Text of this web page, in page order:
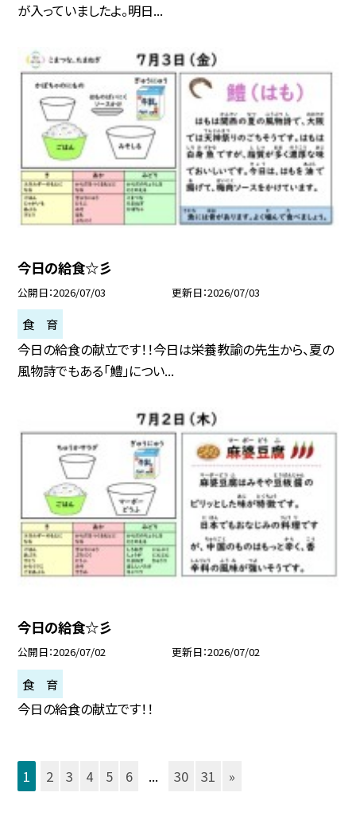
が入っていましたよ。明日...
今日の給食☆彡
公開日 2026/07/03 更新日 2026/07/03
食 育
今日の給食の献立です！！今日は栄養教諭の先生から、夏の
風物詩でもある「鱧」につい...
今日の給食☆彡
公開日 2026/07/02 更新日 2026/07/02
食 育
今日の給食の献立です！！
1 2 3 4 5 6 ... 30 31 »